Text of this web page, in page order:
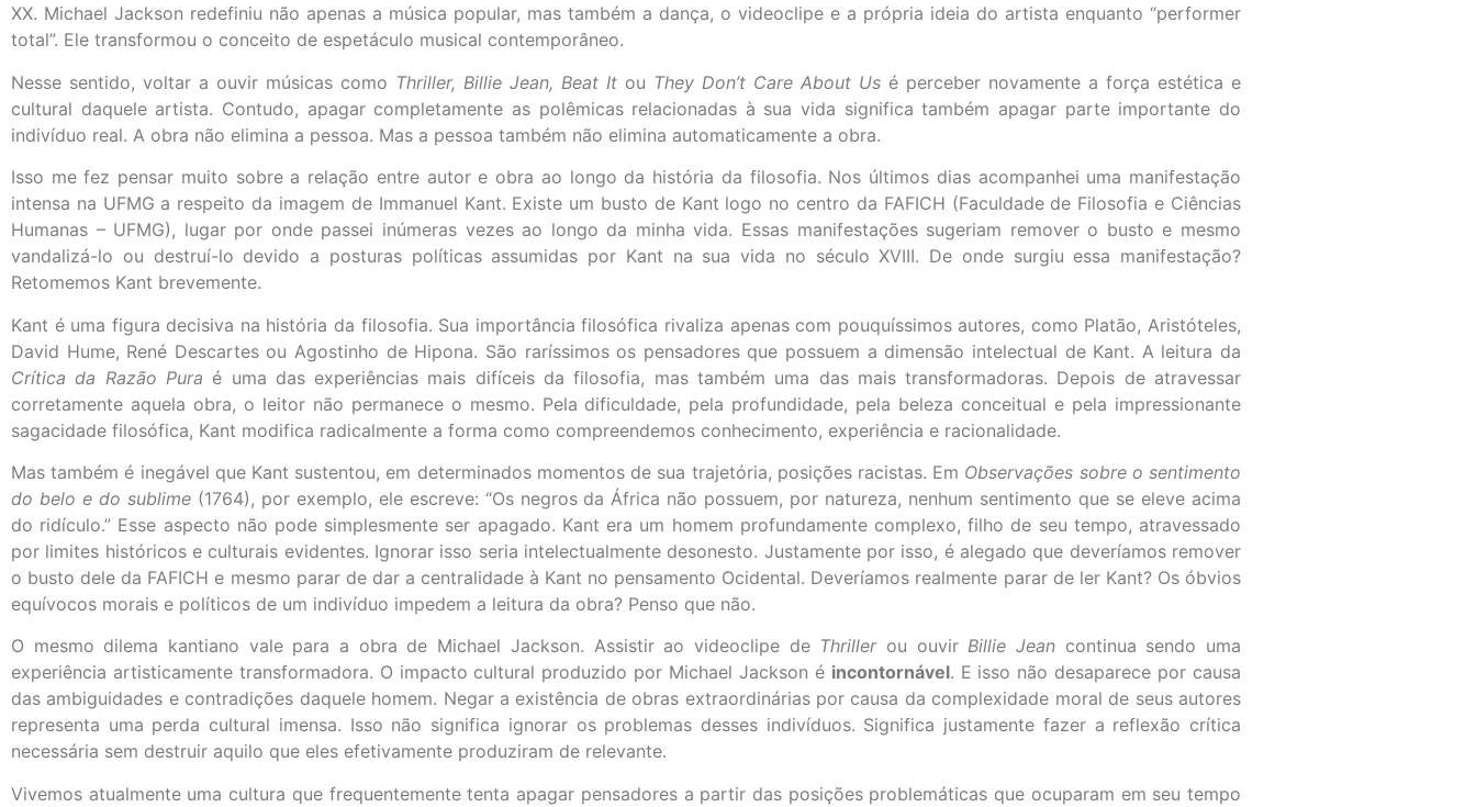
XX. Michael Jackson redefiniu não apenas a música popular, mas também a dança, o videoclipe e a própria ideia do artista enquanto “performer
total”. Ele transformou o conceito de espetáculo musical contemporâneo.
Nesse sentido, voltar a ouvir músicas como Thriller, Billie Jean, Beat It ou They Don’t Care About Us é perceber novamente a força estética e
cultural daquele artista. Contudo, apagar completamente as polêmicas relacionadas à sua vida significa também apagar parte importante do
indivíduo real. A obra não elimina a pessoa. Mas a pessoa também não elimina automaticamente a obra.
Isso me fez pensar muito sobre a relação entre autor e obra ao longo da história da filosofia. Nos últimos dias acompanhei uma manifestação
intensa na UFMG a respeito da imagem de Immanuel Kant. Existe um busto de Kant logo no centro da FAFICH (Faculdade de Filosofia e Ciências
Humanas – UFMG), lugar por onde passei inúmeras vezes ao longo da minha vida. Essas manifestações sugeriam remover o busto e mesmo
vandalizá-lo ou destruí-lo devido a posturas políticas assumidas por Kant na sua vida no século XVIII. De onde surgiu essa manifestação?
Retomemos Kant brevemente.
Kant é uma figura decisiva na história da filosofia. Sua importância filosófica rivaliza apenas com pouquíssimos autores, como Platão, Aristóteles,
David Hume, René Descartes ou Agostinho de Hipona. São raríssimos os pensadores que possuem a dimensão intelectual de Kant. A leitura da
Crítica da Razão Pura é uma das experiências mais difíceis da filosofia, mas também uma das mais transformadoras. Depois de atravessar
corretamente aquela obra, o leitor não permanece o mesmo. Pela dificuldade, pela profundidade, pela beleza conceitual e pela impressionante
sagacidade filosófica, Kant modifica radicalmente a forma como compreendemos conhecimento, experiência e racionalidade.
Mas também é inegável que Kant sustentou, em determinados momentos de sua trajetória, posições racistas. Em Observações sobre o sentimento
do belo e do sublime(1764), por exemplo, ele escreve: “Os negros da África não possuem, por natureza, nenhum sentimento que se eleve acima
do ridículo.” Esse aspecto não pode simplesmente ser apagado. Kant era um homem profundamente complexo, filho de seu tempo, atravessado
por limites históricos e culturais evidentes. Ignorar isso seria intelectualmente desonesto. Justamente por isso, é alegado que deveríamos remover
o busto dele da FAFICH e mesmo parar de dar a centralidade à Kant no pensamento Ocidental. Deveríamos realmente parar de ler Kant? Os óbvios
equívocos morais e políticos de um indivíduo impedem a leitura da obra? Penso que não.
O mesmo dilema kantiano vale para a obra de Michael Jackson. Assistir ao videoclipe de Thrillerou ouvirBillie Jeancontinua sendo uma
experiência artisticamente transformadora. O impacto cultural produzido por Michael Jackson é incontornável. E isso não desaparece por causa
das ambiguidades e contradições daquele homem. Negar a existência de obras extraordinárias por causa da complexidade moral de seus autores
representa uma perda cultural imensa. Isso não significa ignorar os problemas desses indivíduos. Significa justamente fazer a reflexão crítica
necessária sem destruir aquilo que eles efetivamente produziram de relevante.
Vivemos atualmente uma cultura que frequentemente tenta apagar pensadores a partir das posições problemáticas que ocuparam em seu tempo